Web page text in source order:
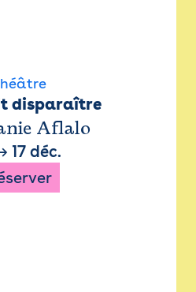
disparaître
Aflalo
17 déc.